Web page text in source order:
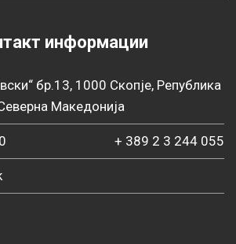
информации
бр.13, 1000 Скопје, Република
Македонија
+ 389 2 3 244 055